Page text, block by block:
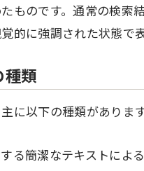
ものです。通常の検索
的に強調された状態で
種類
に以下の種類があります
る簡潔なテキストによ